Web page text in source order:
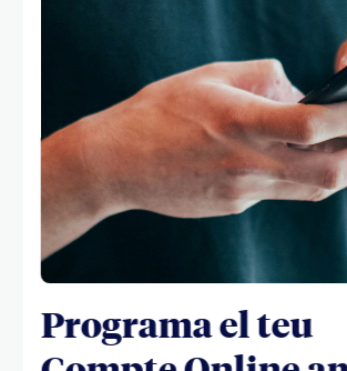
Programa el teu